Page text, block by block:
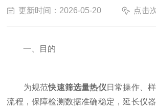
更新时间：2026-05-20 点击
一、目的
为规范快速筛选量热仪 日常操作、
流程，保障检测数据准确稳定，延长仪